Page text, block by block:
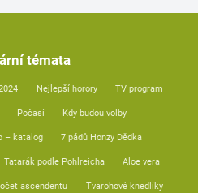
témata
Nejlepší horory TV program
Počasí Kdy budou volby
– katalog 7 pádů Honzy Dědka
Tatarák podle Pohlreicha Aloe vera
ascendentu Tvarohové knedlíky